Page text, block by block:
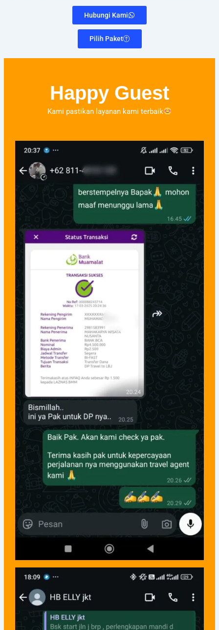
Hubungi Kami
Pilih Paket
Happy Guest
Kami pastikan layanan kami terbaik